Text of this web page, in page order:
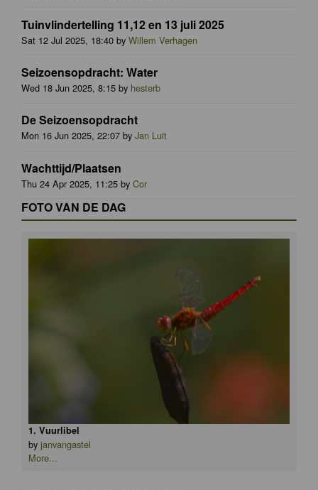
Tuinvlindertelling 11,12 en 13 juli 2025
Sat 12 Jul 2025, 18:40 by Willem Verhagen
Seizoensopdracht: Water
Wed 18 Jun 2025, 8:15 by hesterb
De Seizoensopdracht
Mon 16 Jun 2025, 22:07 by Jan Luit
Wachttijd/Plaatsen
Thu 24 Apr 2025, 11:25 by Cor
FOTO VAN DE DAG
1. Vuurlibel
by janvangastel
More...